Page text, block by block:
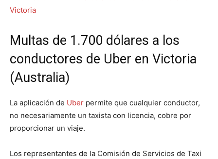
Multas de 1.700 dólares a los
conductores de Uber en Victoria
(Australia)
La aplicación de Uber permite que cualquier conductor,
no necesariamente un taxista con licencia, cobre por
proporcionar un viaje.
Los representantes de la Comisión de Servicios de Taxi